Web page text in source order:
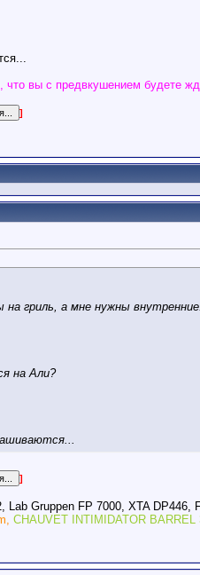
вы с предвкушением будете
]
гриль, а мне нужны
на Али?
]
Gruppen FP 7000, XTA
CHAUVET INTIMIDATOR